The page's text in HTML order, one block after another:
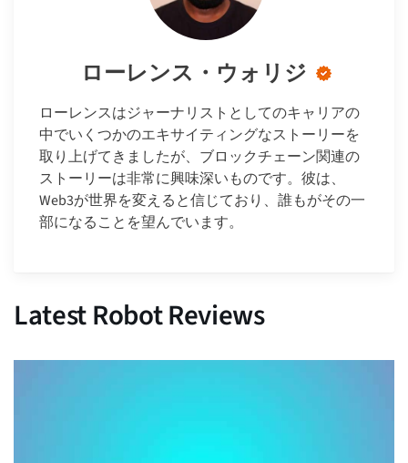
ローレンス・ウォリジ
ローレンスはジャーナリストとしてのキャリアの
中でいくつかのエキサイティングなストーリーを
取り上げてきましたが、ブロックチェーン関連の
ストーリーは非常に興味深いものです。彼は、
Web3が世界を変えると信じており、誰もがその一
部になることを望んでいます。
Latest Robot Reviews